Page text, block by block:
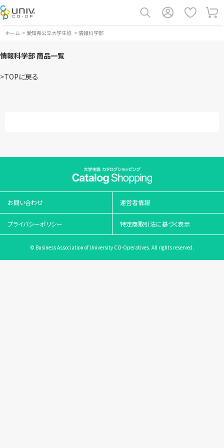
ホーム > 愛知県公立大学生協 > 情報科学部
情報科学部 商品一覧
>TOPに戻る
お問い合わせ 運営者情報
プライバシーポリシー 特定商取引法に基づく表示
© Business Association of University CO-Operatives. All rights reserved.